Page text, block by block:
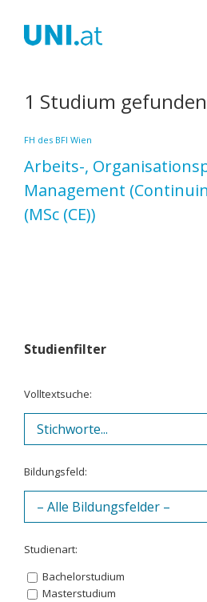
Inhalt
springen
1 Studium gefunden
FH des BFI Wien
Arbeits-,
Management
(MSc (CE))
Studienfilter
Volltextsuche:
Bildungsfeld:
Studienart:
Bachelorstudium
Masterstudium